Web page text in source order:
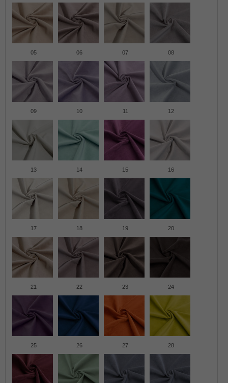
05 06 07 08
09 10 11 12
13 14 15 16
17 18 19 20
21 22 23 24
25 26 27 28